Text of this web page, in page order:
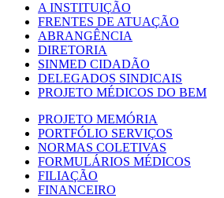
A INSTITUIÇÃO
FRENTES DE ATUAÇÃO
ABRANGÊNCIA
DIRETORIA
SINMED CIDADÃO
DELEGADOS SINDICAIS
PROJETO MÉDICOS DO BEM
PROJETO MEMÓRIA
PORTFÓLIO SERVIÇOS
NORMAS COLETIVAS
FORMULÁRIOS MÉDICOS
FILIAÇÃO
FINANCEIRO